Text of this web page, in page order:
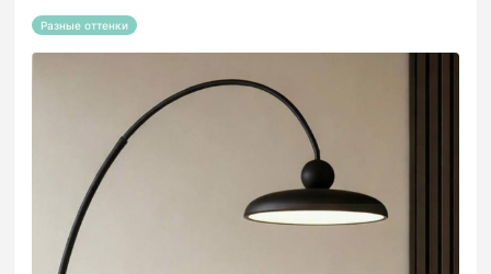
Разные оттенки